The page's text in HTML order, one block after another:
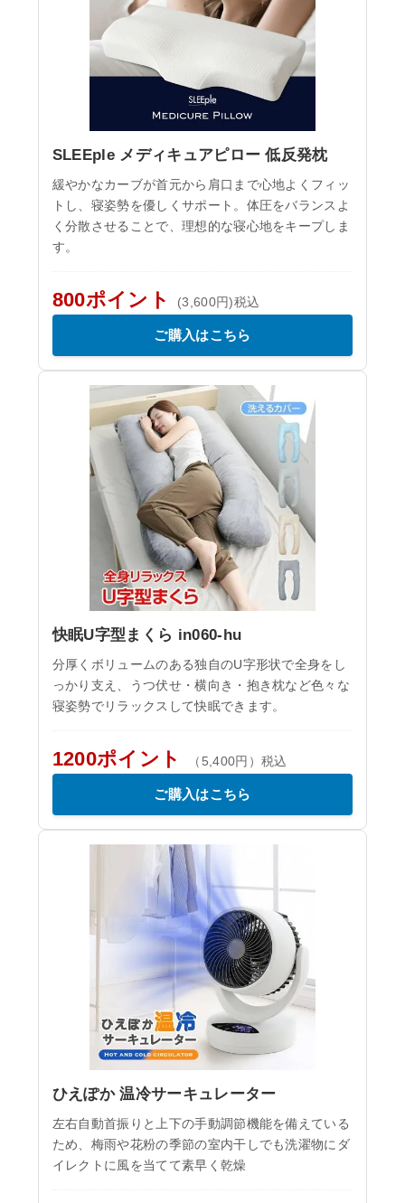
SLEEple メディキュアピロー 低反発枕
緩やかなカーブが首元から肩口まで心地よくフィッ
トし、寝姿勢を優しくサポート。体圧をバランスよ
く分散させることで、理想的な寝心地をキープしま
す。
800ポイント (3,600円)税込
ご購入はこちら
快眠U字型まくら in060-hu
分厚くボリュームのある独自のU字形状で全身をし
っかり支え、うつ伏せ・横向き・抱き枕など色々な
寝姿勢でリラックスして快眠できます。
1200ポイント （5,400円）税込
ご購入はこちら
ひえぽか 温冷サーキュレーター
左右自動首振りと上下の手動調節機能を備えている
ため、梅雨や花粉の季節の室内干しでも洗濯物にダ
イレクトに風を当てて素早く乾燥